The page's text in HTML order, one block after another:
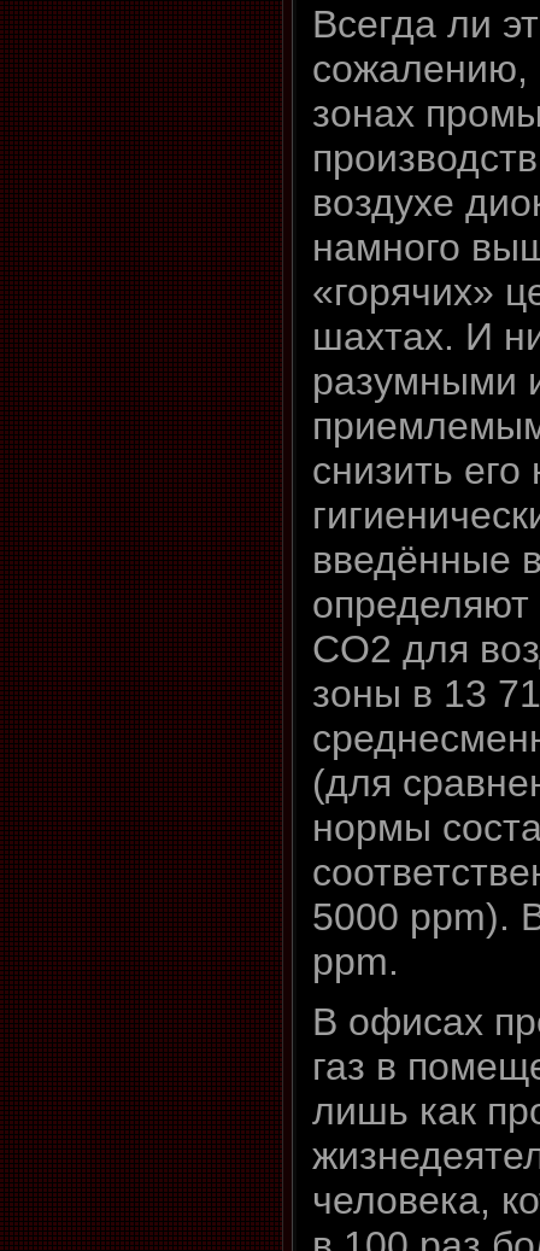
Всегда ли
сожалению,
зонах
воздухе
намного
«горячих»
шахтах. И
разумными
снизить
введённые
CO2 для
зоны в 13
(для
нормы
5000 ppm).
ppm.
В офисах
газ в
лишь как
человека,